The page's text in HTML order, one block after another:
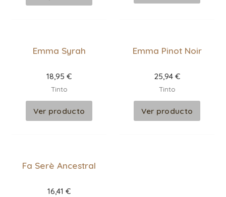
Emma Syrah
18,95 €
Tinto
Ver producto
Emma Pinot Noir
25,94 €
Tinto
Ver producto
Fa Serè Ancestral
16,41 €